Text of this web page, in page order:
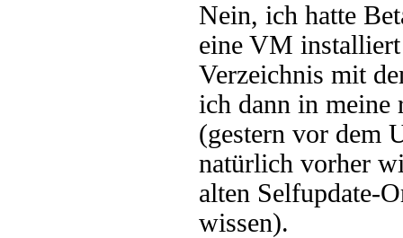
Nein, ich hatte
eine VM
Verzeichnis mit
ich dann in meine
(gestern vor dem
natürlich vorher
alten Selfupdate-
wissen).